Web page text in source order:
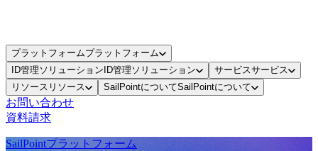
プラットフォームプラットフォーム
ID管理ソリューション ID管理ソリューション サービスサービス
リソース リソース SailPointについてSailPointについて
お問い合わせ
資料請求
SailPointプラットフォーム